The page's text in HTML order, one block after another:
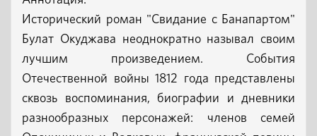
Исторический роман "Свидание с Банапартом"
Булат Окуджава неоднократно называл своим
лучшим произведением. События
Отечественной войны 1812 года представлены
сквозь воспоминания, биографии и дневники
разнообразных персонажей: членов семей